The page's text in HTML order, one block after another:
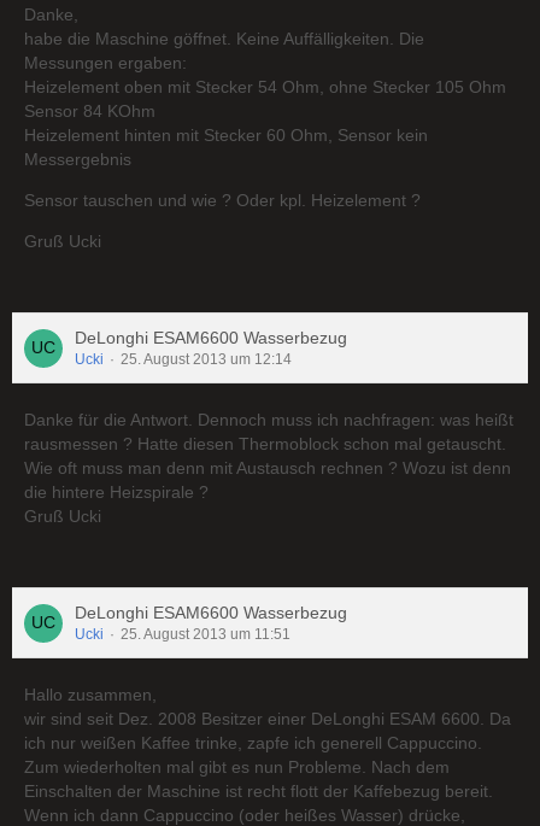
Danke,
habe die Maschine göffnet. Keine Auffälligkeiten. Die
Messungen ergaben:
Heizelement oben mit Stecker 54 Ohm, ohne Stecker 105 Ohm
Sensor 84 KOhm
Heizelement hinten mit Stecker 60 Ohm, Sensor kein
Messergebnis
Sensor tauschen und wie ? Oder kpl. Heizelement ?
Gruß Ucki
DeLonghi ESAM6600 Wasserbezug
Ucki 25. August 2013 um 12:14
Danke für die Antwort. Dennoch muss ich nachfragen: was heißt
rausmessen ? Hatte diesen Thermoblock schon mal getauscht.
Wie oft muss man denn mit Austausch rechnen ? Wozu ist denn
die hintere Heizspirale ?
Gruß Ucki
DeLonghi ESAM6600 Wasserbezug
Ucki 25. August 2013 um 11:51
Hallo zusammen,
wir sind seit Dez. 2008 Besitzer einer DeLonghi ESAM 6600. Da
ich nur weißen Kaffee trinke, zapfe ich generell Cappuccino.
Zum wiederholten mal gibt es nun Probleme. Nach dem
Einschalten der Maschine ist recht flott der Kaffebezug bereit.
Wenn ich dann Cappuccino (oder heißes Wasser) drücke,